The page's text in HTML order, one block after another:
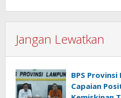
Jangan Lewatkan
BPS
Capaian